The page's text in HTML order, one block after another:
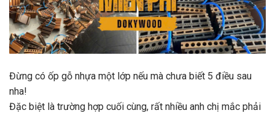
Đừng có ốp gỗ nhựa một lớp nếu mà chưa biết 5 điều sau
nha!
Đặc biệt là trường hợp cuối cùng, rất nhiều anh chị mắc phải